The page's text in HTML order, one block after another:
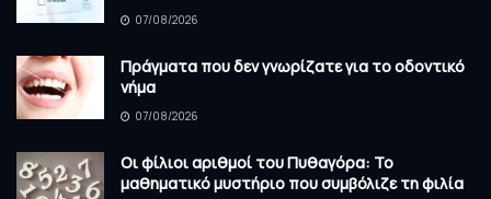
07/08/2026
Πράγματα που δεν γνωρίζατε για το οδοντικό
νήμα
07/08/2026
Οι φίλιοι αριθμοί του Πυθαγόρα: Το
μαθηματικό μυστήριο που συμβόλιζε τη φιλία